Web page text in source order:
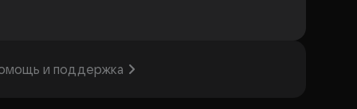
и поддержка